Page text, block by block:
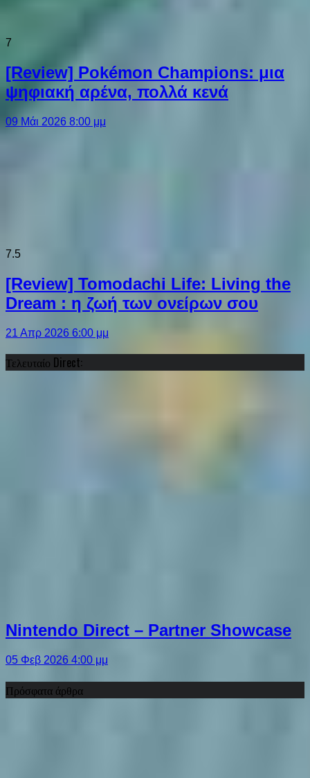
7
[Review] Pokémon Champions: μια
ψηφιακή αρένα, πολλά κενά
09 Μάι 2026 8:00 μμ
7.5
[Review] Tomodachi Life: Living the
Dream : η ζωή των ονείρων σου
21 Απρ 2026 6:00 μμ
Τελευταίο Direct:
Nintendo Direct – Partner Showcase
05 Φεβ 2026 4:00 μμ
Πρόσφατα άρθρα